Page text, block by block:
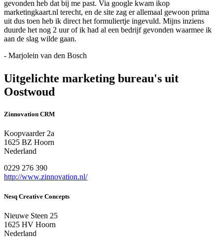
gevonden heb dat bij me past. Via google kwam ikop
marketingkaart.nl terecht, en de site zag er allemaal gewoon prima
uit dus toen heb ik direct het formuliertje ingevuld. Mijns inziens
duurde het nog 2 uur of ik had al een bedrijf gevonden waarmee ik
aan de slag wilde gaan.
- Marjolein van den Bosch
Uitgelichte marketing bureau's uit
Oostwoud
Zinnovation CRM
Koopvaarder 2a
1625 BZ Hoorn
Nederland
0229 276 390
http://www.zinnovation.nl/
Nesq Creative Concepts
Nieuwe Steen 25
1625 HV Hoorn
Nederland